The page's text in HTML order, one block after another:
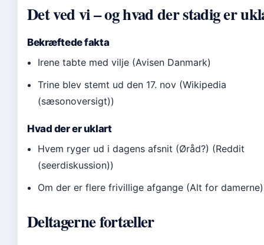
Det ved vi – og hvad der stadig er
Bekræftede fakta
Irene tabte med vilje (Avisen Danmark)
Trine blev stemt ud den 17. nov (Wikipedia
(sæsonoversigt))
Hvad der er uklart
Hvem ryger ud i dagens afsnit (Øråd?) (Reddit
(seerdiskussion))
Om der er flere frivillige afgange (Alt for damerne)
Deltagerne fortæller